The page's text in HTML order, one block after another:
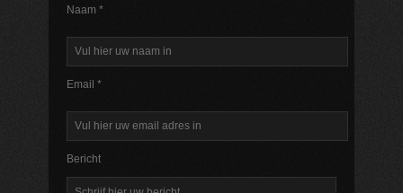
Naam *
Email *
Bericht